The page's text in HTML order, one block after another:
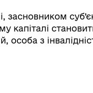
засновником
капіталі
особа з